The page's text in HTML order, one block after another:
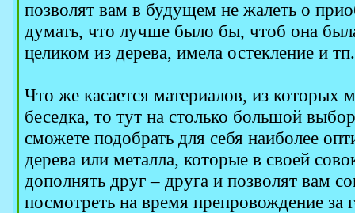
позволят вам в будущем не жалеть о
думать, что лучше было бы, чтоб она
целиком из дерева, имела остекление и тп.
Что же касается материалов, из которых
беседка, то тут на столько большой
сможете подобрать для себя наиболее
дерева или металла, которые в своей
дополнять друг – друга и позволят вам
посмотреть на время препровождение за